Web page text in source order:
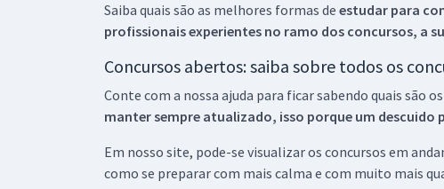
Saiba quais são as melhores formas de estudar para
profissionais experientes no ramo dos concursos, a
Concursos abertos: saiba sobre todos os
Conte com a nossa ajuda para ficar sabendo quais são os
manter sempre atualizado, isso porque um descuido
Em nosso site, pode-se visualizar os concursos em
como se preparar com mais calma e com muito mais